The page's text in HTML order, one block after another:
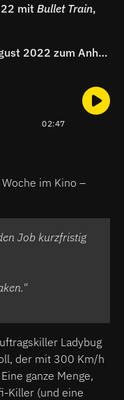
mit Bullet Train,
Der Breitbild-Überblick vom 4. August 2022 zum Anhören:
02:47
im Kino –
Job kurzfristig
Ladybug
der mit 300 Km/h
ganze Menge,
Killer (und eine